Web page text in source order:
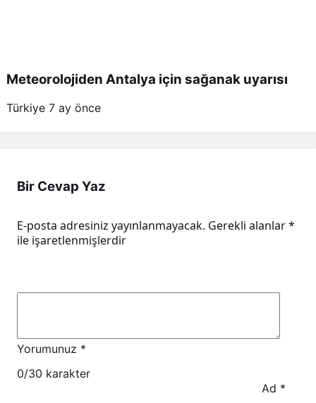
Meteorolojiden Antalya için sağanak uyarısı
Türkiye 7 ay önce
Bir Cevap Yaz
E-posta adresiniz yayınlanmayacak. Gerekli alanlar*
ile işaretlenmişlerdir
Yorumunuz *
0/30 karakter
Ad *